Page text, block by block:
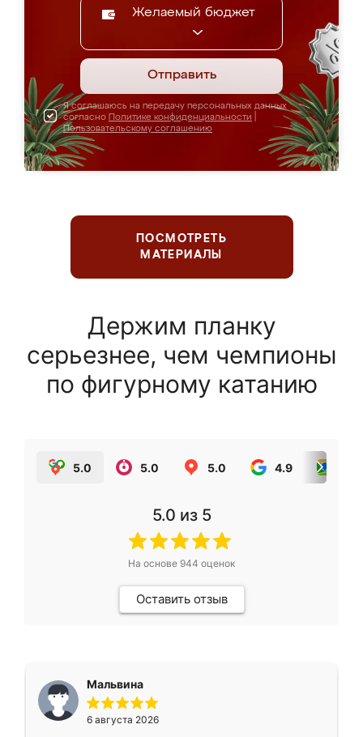
Желаемый бюджет
Отправить
Я соглашаюсь на передачу персональных данных
согласно Политике конфиденциальности
Пользовательскому соглашению
ПОСМОТРЕТЬ
МАТЕРИАЛЫ
Держим планку
серьезнее, чем чемпионы
по фигурному катанию
5.0 5.0 5.0 4.9
5.0 из 5
На основе 944 оценок
Оставить отзыв
Мальвина
6 августа 2026